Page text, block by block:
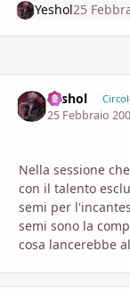
Yeshol25
Yeshol
25 Febbraio
Nella sessione
con il talento
semi per
semi sono la
cosa lancerebbe